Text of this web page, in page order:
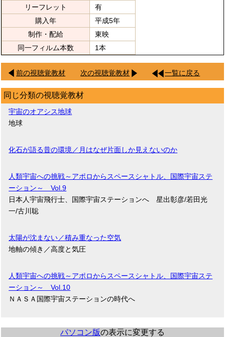
リーフレット
有
購入年
平成5年
制作・配給
東映
同一フィルム本数
1本
前の視聴覚教材 次の視聴覚教材 一覧に戻る
同じ分類の視聴覚教材
宇宙のオアシス地球
地球
化石が語る昔の環境／月はなぜ片面しか見えないのか
人類宇宙への挑戦～アポロからスペースシャトル、国際宇宙ステ
ーション～ Vol.9
日本人宇宙飛行士、国際宇宙ステーションへ 星出彰彦/若田光
一/古川聡
太陽が沈まない／積み重なった空気
地軸の傾き／高度と気圧
人類宇宙への挑戦～アポロからスペースシャトル、国際宇宙ステ
ーション～ Vol.10
ＮＡＳＡ国際宇宙ステーションの時代へ
パソコン版の表示に変更する